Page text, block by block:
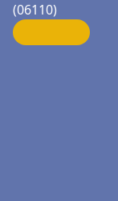
(06110)